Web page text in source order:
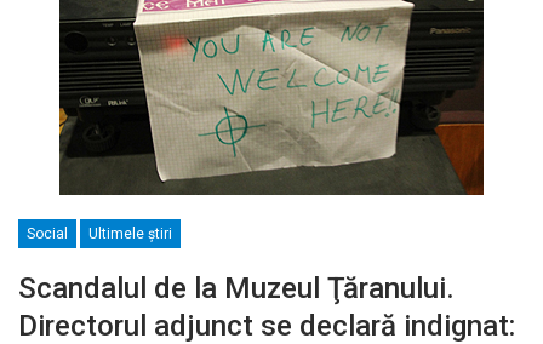
Social Ultimele ştiri
Scandalul de la Muzeul Ţăranului.
Directorul adjunct se declară indignat: